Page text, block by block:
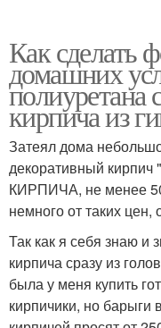
Как сделать
домашних
полиуретана
кирпича из
Затеял дома
декоративный
КИРПИЧА, не менее
немного от таких цен,
Так как я себя знаю и
кирпича сразу из
была у меня купить
кирпичики, но барыги